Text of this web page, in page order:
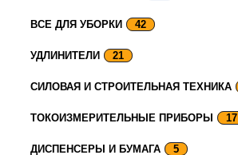
ВСЕ ДЛЯ УБОРКИ 42
УДЛИНИТЕЛИ 21
СИЛОВАЯ И СТРОИТЕЛЬНАЯ ТЕХНИКА
ТОКОИЗМЕРИТЕЛЬНЫЕ ПРИБОРЫ 17
ДИСПЕНСЕРЫ И БУМАГА 5